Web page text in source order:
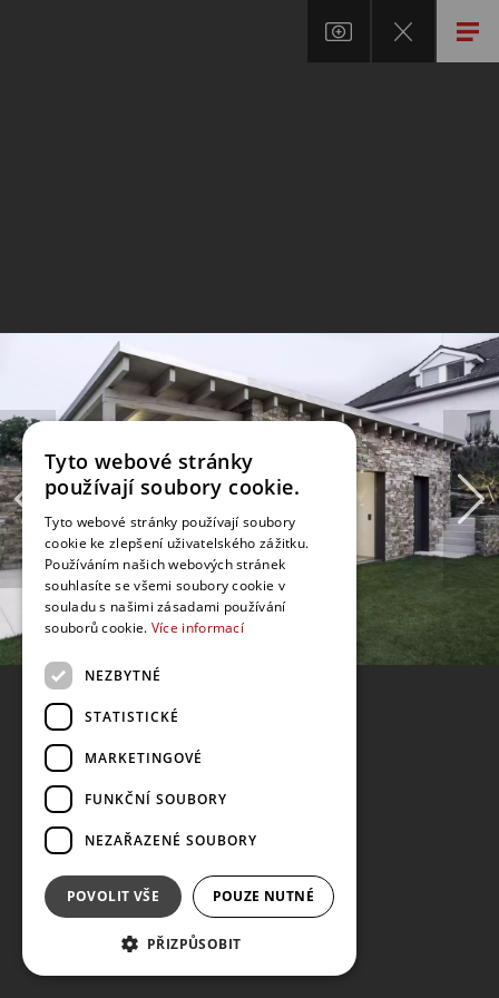
Tyto webové stránky
používají soubory cookie.
Tyto webové stránky používají soubory
cookie ke zlepšení uživatelského zážitku.
Používáním našich webových stránek
souhlasíte se všemi soubory cookie v
souladu s našimi zásadami používání
souborů cookie. Více informací
NEZBYTNÉ
STATISTICKÉ
MARKETINGOVÉ
FUNKČNÍ SOUBORY
NEZAŘAZENÉ SOUBORY
POVOLIT VŠE POUZE NUTNÉ
PŘIZPŮSOBIT